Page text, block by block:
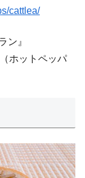
cattlea/
ン』
ホットペッパ